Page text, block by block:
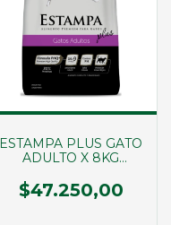
ESTAMPA PLUS GATO
ADULTO X 8KG
$47.250,00